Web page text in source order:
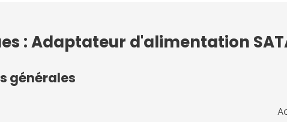
: Adaptateur d'alimentation
générales